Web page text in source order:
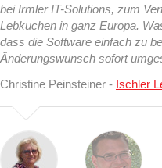
bei Irmler IT-Solutions, zum
Lebkuchen in ganz Europa.
dass die Software einfach zu
Änderungswunsch sofort
Christine Peinsteiner - Ischler